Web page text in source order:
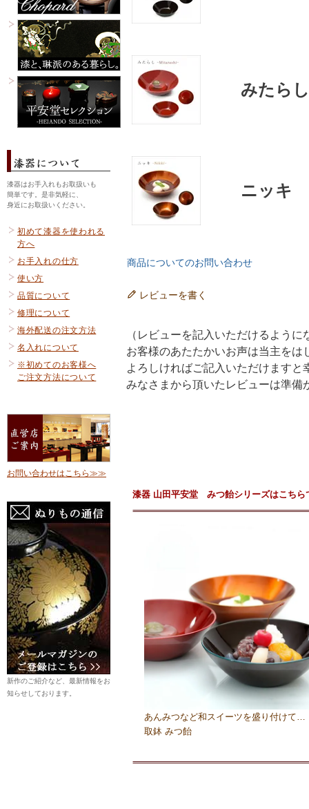
漆器はお手入れもお取扱いも
簡単です。是非気軽に、
身近にお取扱いください。
初めて漆器を使われる
方へ
お手入れの仕方
使い方
品質について
修理について
海外配送の注文方法
名入れについて
※初めてのお客様へ
ご注文方法について
お問い合わせはこちら≫≫
新作のご紹介など、最新情報をお
知らせしております。
みたらし
ニッキ
商品についてのお問い合わせ
レビューを書く
（レビューを記入いただけるように
お客様のあたたかいお声は当主を
よろしければご記入いただけますと
みなさまから頂いたレビューは準備
漆器 山田平安堂 みつ飴シリーズはこちら
あんみつなど和スイーツを盛り付けて…
取鉢 みつ飴